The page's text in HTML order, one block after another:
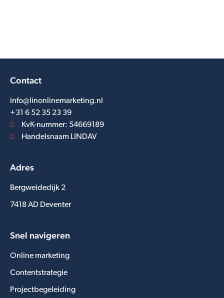
Contact
info@linonlinemarketing.nl
+31 6 52 35 23 39
KvK-nummer: 54669189
Handelsnaam LINDAV
Adres
Bergweidedijk 2
7418 AD Deventer
Snel navigeren
Online marketing
Contentstrategie
Projectbegeleiding